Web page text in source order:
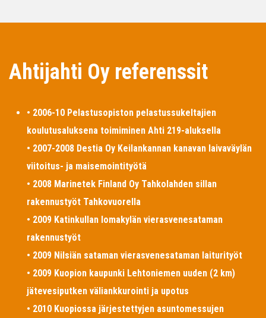
Ahtijahti Oy referenssit
• 2006-10 Pelastusopiston pelastussukeltajien
koulutusaluksena toimiminen Ahti 219-aluksella
• 2007-2008 Destia Oy Keilankannan kanavan laivaväylän
viitoitus- ja maisemointityötä
• 2008 Marinetek Finland Oy Tahkolahden sillan
rakennustyöt Tahkovuorella
• 2009 Katinkullan lomakylän vierasvenesataman
rakennustyöt
• 2009 Nilsiän sataman vierasvenesataman laiturityöt
• 2009 Kuopion kaupunki Lehtoniemen uuden (2 km)
jätevesiputken väliankkurointi ja upotus
• 2010 Kuopiossa järjestettyjen asuntomessujen